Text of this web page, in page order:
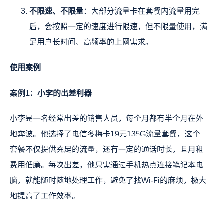
不限速、不限量：大部分流量卡在套餐内流量用完
后，会按照一定的速度进行限速，但不限量使用，满
足用户长时间、高频率的上网需求。
使用案例
案例1：小李的出差利器
小李是一名经常出差的销售人员，每个月都有半个月在外
地奔波。他选择了电信冬梅卡19元135G流量套餐，这个
套餐不仅提供充足的流量，还有一定的通话时长，且月租
费用低廉。每次出差，他只需通过手机热点连接笔记本电
脑，就能随时随地处理工作，避免了找Wi-Fi的麻烦，极大
地提高了工作效率。